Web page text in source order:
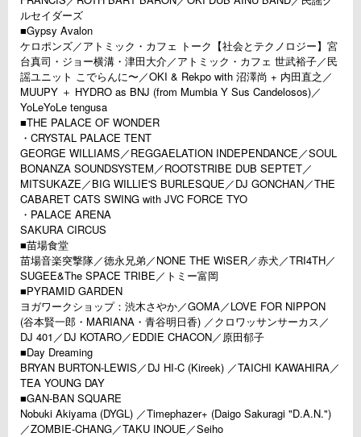
ルセイダーズ
■Gypsy Avalon
ケロポンズ／アトミック・カフェ トーク【社会とテクノロジー】宮
台真司・ジョー横溝・津田大介／アトミック・カフェ 世武裕子／民
謡ユニット こでらんに〜／OKI & Rekpo with 沼澤尚 + 内田直之／
MUUPY ＋ HYDRO as BNJ (from Mumbia Y Sus Candelosos)／
YoLeYoLe tengusa
■THE PALACE OF WONDER
・CRYSTAL PALACE TENT
GEORGE WILLIAMS／REGGAELATION INDEPENDANCE／SOUL
BONANZA SOUNDSYSTEM／ROOTSTRIBE DUB SEPTET／
MITSUKAZE／BIG WILLIE'S BURLESQUE／DJ GONCHAN／THE
CABARET CATS SWING with JVC FORCE TYO
・PALACE ARENA
SAKURA CIRCUS
■苗場食堂
苗場音楽突撃隊／徳永兄弟／NONE THE WiSER／赤犬／TRI4TH／
SUGEE&The SPACE TRIBE／トミー富岡
■PYRAMID GARDEN
ヨガワークショップ：渋木さやか／GOMA／LOVE FOR NIPPON
(谷本賢一郎・MARIANA・青谷明日香) ／クロワッサンサーカス／
DJ 401／DJ KOTARO／EDDIE CHACON／原田郁子
■Day Dreaming
BRYAN BURTON-LEWIS／DJ HI-C (Kireek) ／TAICHI KAWAHIRA／
TEA YOUNG DAY
■GAN-BAN SQUARE
Nobuki Akiyama (DYGL) ／Timephazer+ (Daigo Sakuragi "D.A.N.")
／ZOMBIE-CHANG／TAKU INOUE／Seiho